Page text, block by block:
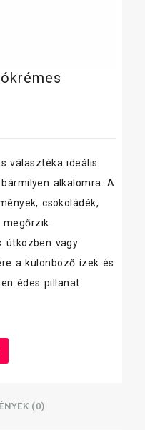
választéka ideális
alkalomra. A
csokoládék,
megőrzik
útközben vagy
a különböző ízek és
édes pillanat
(0)